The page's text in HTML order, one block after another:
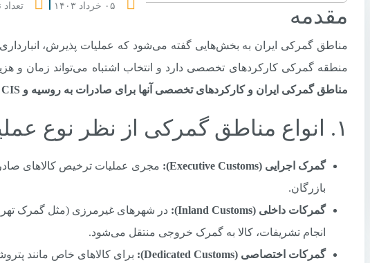
۰۵ خرداد ۱۴۰۳ تعداد مقدمه
مناطق گمرکی ایران به بخش‌هایی گفته می‌شود که عملیات پذیرش،
منطقه گمرکی کارکردهای تخصصی دارد و انتخاب اشتباه می‌تواند زمان و
مناطق گمرکی ایران و کارکردهای تخصصی آنها برای صادرات به روسیه و CIS
۱. انواع مناطق گمرکی از نظر نوع عملیات
گمرک اجرایی (Executive Customs):
مجری عملیات ترخیص کالاهای
بازرگان.
گمرکات داخلی (Inland Customs):
در شهرهای غیرمرزی (مثل گمرک
انجام تشریفات، کالا به گمرک خروجی منتقل می‌شود.
گمرکات اختصاصی (Dedicated Customs):
برای کالاهای خاص مانند